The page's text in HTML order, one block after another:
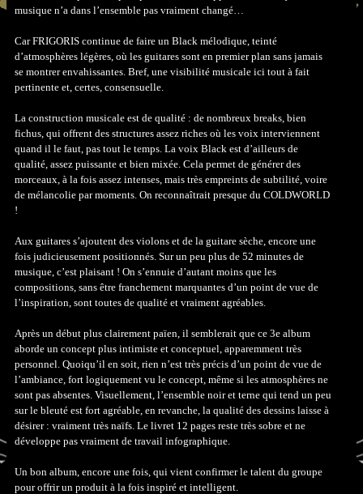
musique n’a dans l’ensemble pas vraiment changé…
Car FRIGORIS continue de faire un Black mélodique, teinté
d’atmosphères légères, où les guitares sont en premier plan sans jamais
se montrer envahissantes. Bref, une visibilité musicale ici tout à fait
pertinente et, certes, consensuelle.
La construction musicale est de qualité : de nombreux breaks, bien
fichus, qui offrent des structures assez riches où les voix interviennent
quand il le faut, pas tout le temps. La voix Black est d’ailleurs de
qualité, assez puissante et bien mixée. Cela permet de générer des
morceaux, à la fois assez intenses, mais très empreints de subtilité, voire
de mélancolie par moments. On reconnaîtrait presque du COLDWORLD
!
Aux guitares s’ajoutent des violons et de la guitare sèche, encore une
fois judicieusement positionnés. Sur un peu plus de 52 minutes de
musique, c’est plaisant ! On s’ennuie d’autant moins que les
compositions, sans être franchement marquantes d’un point de vue de
l’inspiration, sont toutes de qualité et vraiment agréables.
Après un début plus clairement païen, il semblerait que ce 3e album
aborde un concept plus intimiste et conceptuel, apparemment très
personnel. Quoiqu’il en soit, rien n’est très précis d’un point de vue de
l’ambiance, fort logiquement vu le concept, même si les atmosphères ne
sont pas absentes. Visuellement, l’ensemble noir et terne qui tend un peu
sur le bleuté est fort agréable, en revanche, la qualité des dessins laisse à
désirer : vraiment très naïfs. Le livret 12 pages reste très sobre et ne
développe pas vraiment de travail infographique.
Un bon album, encore une fois, qui vient confirmer le talent du groupe
pour offrir un produit à la fois inspiré et intelligent.